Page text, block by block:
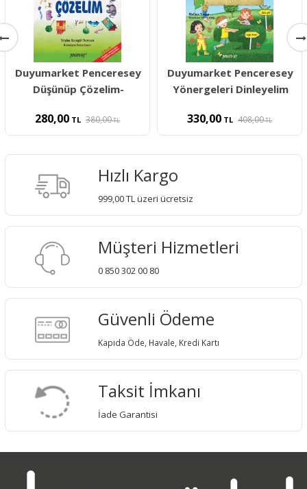
Duyumarket Penceresey
Düşünüp Çözelim-
280,00 TL 380,00TL
Duyumarket Penceresey
Yönergeleri Dinleyelim
330,00 TL 408,00TL
Hızlı Kargo
999,00 TL üzeri ücretsiz
Müşteri Hizmetleri
0 850 302 00 80
Güvenli Ödeme
Kapıda Öde, Havale, Kredi Kartı
Taksit İmkanı
İade Garantisi